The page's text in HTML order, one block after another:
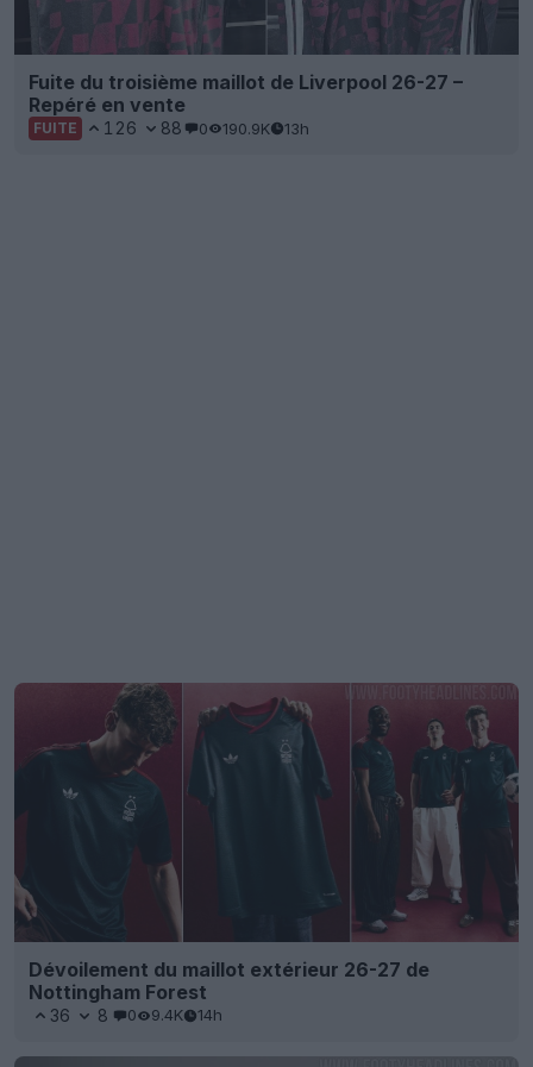
Fuite du troisième maillot de Liverpool 26-27 –
Repéré en vente
FUITE 126 88 0 190.9K 13h
Dévoilement du maillot extérieur 26-27 de
Nottingham Forest
36 8 0 9.4K 14h